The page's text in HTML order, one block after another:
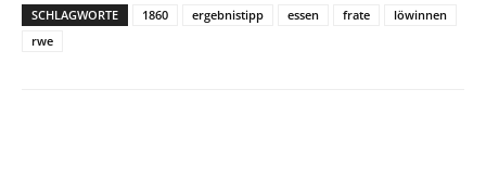
SCHLAGWORTE 1860 ergebnistipp essen frate
löwinnen
rwe